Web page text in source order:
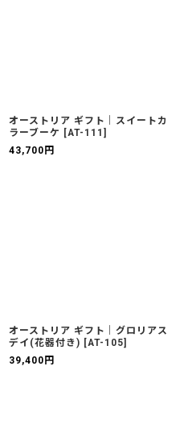
オーストリア ギフト｜スイートカ
ラーブーケ
[AT-111 ]
43,700 円
オーストリア ギフト｜グロリアス
デイ(花器付き) [AT-105]
39,400 円